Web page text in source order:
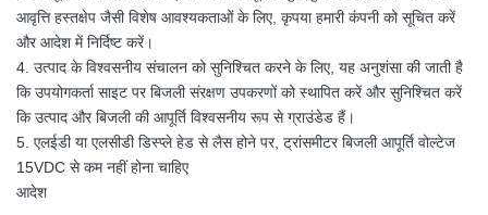
आवृत्ति हस्तक्षेप जैसी विशेष आवश्यकताओं के लिए, कृपया हमारी कंपनी को सूचित करें
और आदेश में निर्दिष्ट करें।
4. उत्पाद के विश्वसनीय संचालन को सुनिश्चित करने के लिए, यह अनुशंसा की जाती है
कि उपयोगकर्ता साइट पर बिजली संरक्षण उपकरणों को स्थापित करें और सुनिश्चित करें
कि उत्पाद और बिजली की आपूर्ति विश्वसनीय रूप से ग्राउंडेड हैं।
5. एलईडी या एलसीडी डिस्प्ले हेड से लैस होने पर, ट्रांसमीटर बिजली आपूर्ति वोल्टेज
15VDC से कम नहीं होना चाहिए
आदेश